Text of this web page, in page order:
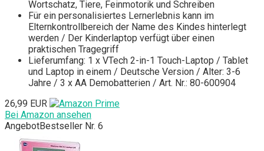
Wortschatz, Tiere, Feinmotorik und Schreiben
Für ein personalisiertes Lernerlebnis kann im
Elternkontrollbereich der Name des Kindes hinterlegt
werden / Der Kinderlaptop verfügt über einen
praktischen Tragegriff
Lieferumfang: 1 x VTech 2-in-1 Touch-Laptop / Tablet
und Laptop in einem / Deutsche Version / Alter: 3-6
Jahre / 3 x AA Demobatterien / Art. Nr.: 80-600904
26,99 EUR
Bei Amazon ansehen
AngebotBestseller Nr. 6